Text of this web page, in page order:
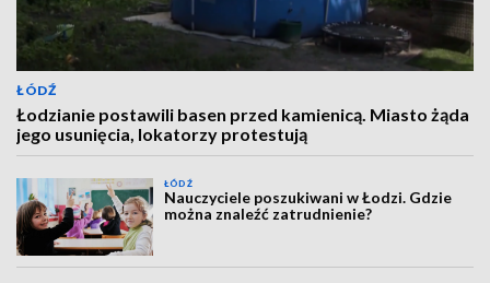
ŁÓDŹ
Łodzianie postawili basen przed kamienicą. Miasto żąda
jego usunięcia, lokatorzy protestują
ŁÓDŹ
Nauczyciele poszukiwani w Łodzi. Gdzie
można znaleźć zatrudnienie?